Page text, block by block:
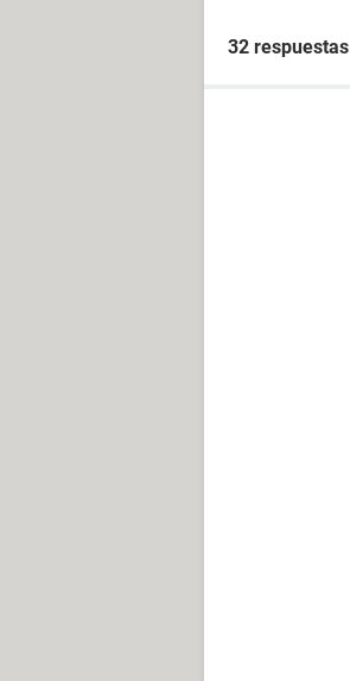
32 respuestas